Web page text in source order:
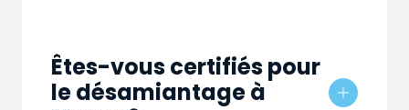
Êtes-vous certifiés pour
le désamiantage à